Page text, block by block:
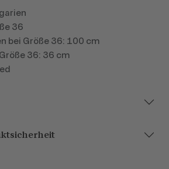
36
bei Größe 36: 100 cm
36: 36 cm